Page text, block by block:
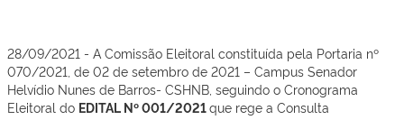
28/09/2021 - A Comissão Eleitoral constituída pela Portaria nº
070/2021, de 02 de setembro de 2021 – Campus Senador
Helvídio Nunes de Barros- CSHNB, seguindo o Cronograma
Eleitoral do EDITAL Nº 001/2021que rege a Consulta